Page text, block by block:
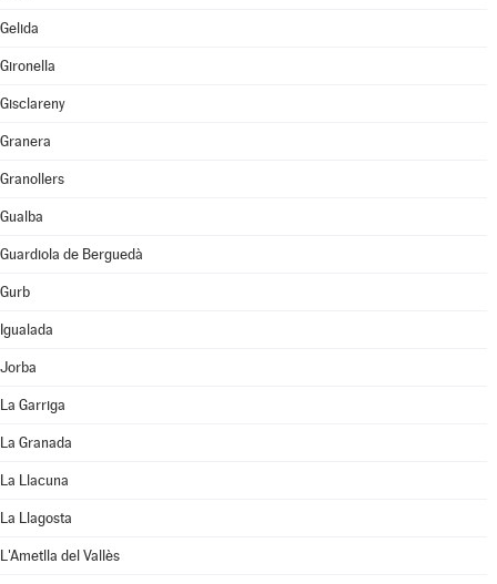
Gelida
Gironella
Gisclareny
Granera
Granollers
Gualba
Guardiola de Berguedà
Gurb
Igualada
Jorba
La Garriga
La Granada
La Llacuna
La Llagosta
L'Ametlla del Vallès